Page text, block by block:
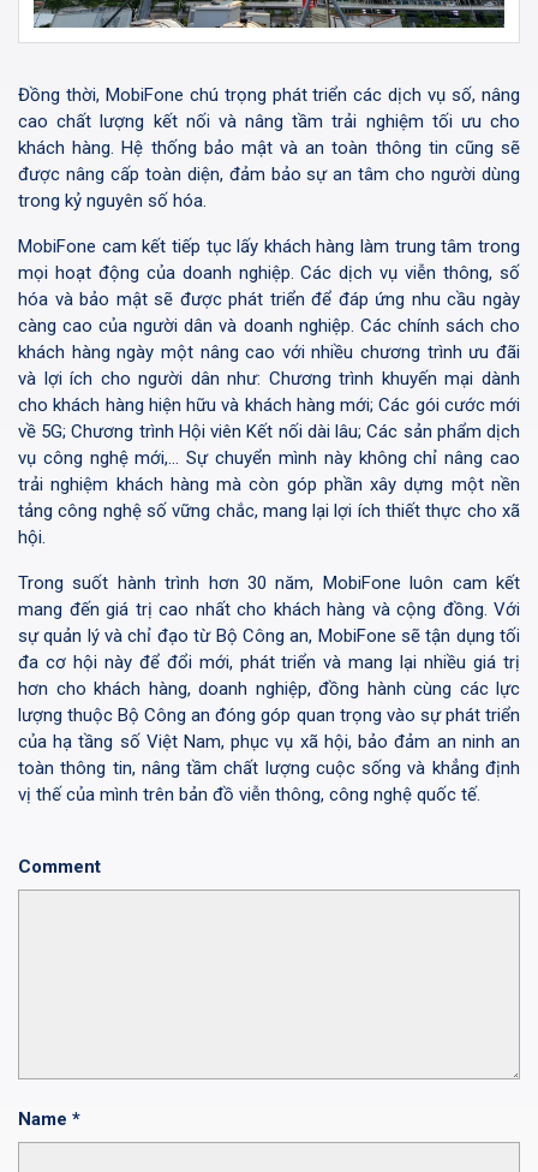
Đồng thời, MobiFone chú trọng phát triển các dịch vụ số, nâng
cao chất lượng kết nối và nâng tầm trải nghiệm tối ưu cho
khách hàng. Hệ thống bảo mật và an toàn thông tin cũng sẽ
được nâng cấp toàn diện, đảm bảo sự an tâm cho người dùng
trong kỷ nguyên số hóa.
MobiFone cam kết tiếp tục lấy khách hàng làm trung tâm trong
mọi hoạt động của doanh nghiệp. Các dịch vụ viễn thông, số
hóa và bảo mật sẽ được phát triển để đáp ứng nhu cầu ngày
càng cao của người dân và doanh nghiệp. Các chính sách cho
khách hàng ngày một nâng cao với nhiều chương trình ưu đãi
và lợi ích cho người dân như: Chương trình khuyến mại dành
cho khách hàng hiện hữu và khách hàng mới; Các gói cước mới
về 5G; Chương trình Hội viên Kết nối dài lâu; Các sản phẩm dịch
vụ công nghệ mới,… Sự chuyển mình này không chỉ nâng cao
trải nghiệm khách hàng mà còn góp phần xây dựng một nền
tảng công nghệ số vững chắc, mang lại lợi ích thiết thực cho xã
hội.
Trong suốt hành trình hơn 30 năm, MobiFone luôn cam kết
mang đến giá trị cao nhất cho khách hàng và cộng đồng. Với
sự quản lý và chỉ đạo từ Bộ Công an, MobiFone sẽ tận dụng tối
đa cơ hội này để đổi mới, phát triển và mang lại nhiều giá trị
hơn cho khách hàng, doanh nghiệp, đồng hành cùng các lực
lượng thuộc Bộ Công an đóng góp quan trọng vào sự phát triển
của hạ tầng số Việt Nam, phục vụ xã hội, bảo đảm an ninh an
toàn thông tin, nâng tầm chất lượng cuộc sống và khẳng định
vị thế của mình trên bản đồ viễn thông, công nghệ quốc tế.
Comment
Name *